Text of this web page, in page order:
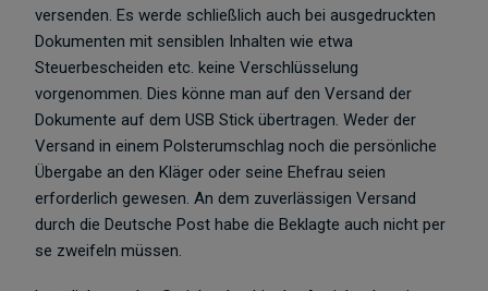
versenden. Es werde schließlich auch bei ausgedruckten
Dokumenten mit sensiblen Inhalten wie etwa
Steuerbescheiden etc. keine Verschlüsselung
vorgenommen. Dies könne man auf den Versand der
Dokumente auf dem USB Stick übertragen. Weder der
Versand in einem Polsterumschlag noch die persönliche
Übergabe an den Kläger oder seine Ehefrau seien
erforderlich gewesen. An dem zuverlässigen Versand
durch die Deutsche Post habe die Beklagte auch nicht per
se zweifeln müssen.